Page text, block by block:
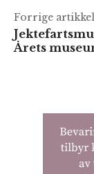
Forrige artikkel
Årets